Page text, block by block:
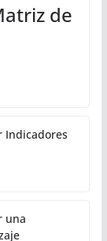
de
Indicadores
una